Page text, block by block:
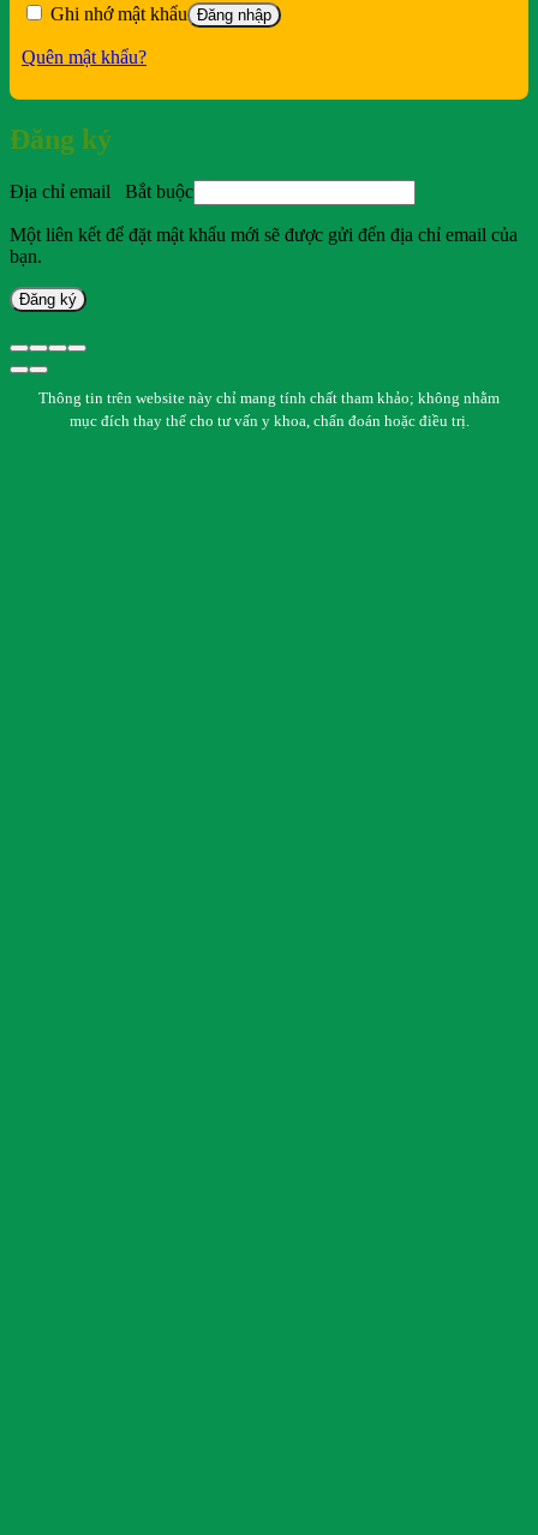
Ghi nhớ mật khẩu Đăng nhập
Quên mật khẩu?
Đăng ký
Địa chỉ email Bắt buộc
Một liên kết để đặt mật khẩu mới sẽ được gửi đến địa chỉ email của
bạn.
Đăng ký
Thông tin trên website này chỉ mang tính chất tham khảo; không nhằm
mục đích thay thế cho tư vấn y khoa, chẩn đoán hoặc điều trị.